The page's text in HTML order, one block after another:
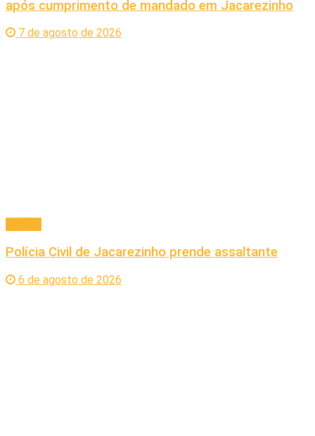
após cumprimento de mandado em Jacarezinho
7 de agosto de 2026
Polícia Civil de Jacarezinho prende assaltante
6 de agosto de 2026